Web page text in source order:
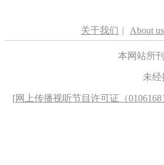
关于我们 | About us
本网站所
未
[网上传播视听节目许可证（0106168